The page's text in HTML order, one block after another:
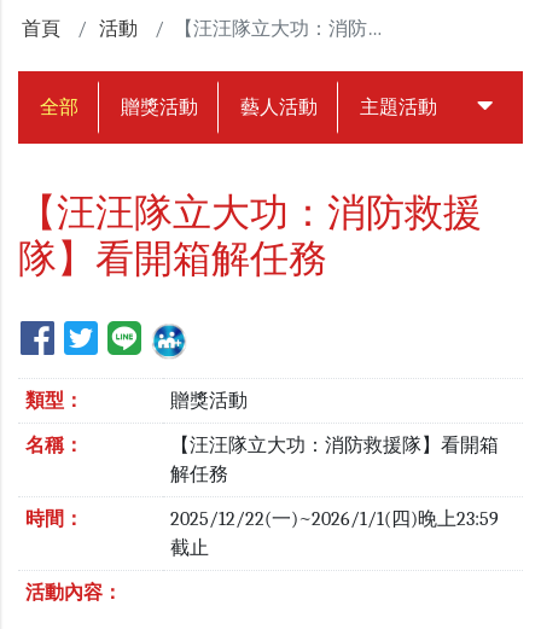
首頁 活動 【汪汪隊立大功：消防救援隊】看開箱解任務
全部 贈獎活動 藝人活動 主題活動 中獎名
【汪汪隊立大功：消防救援
隊】看開箱解任務
類型： 贈獎活動
名稱：
【汪汪隊立大功：消防救援隊】看開箱
解任務
時間：
2025/12/22(一)~2026/1/1(四)晚上23:59
截止
活動內容：